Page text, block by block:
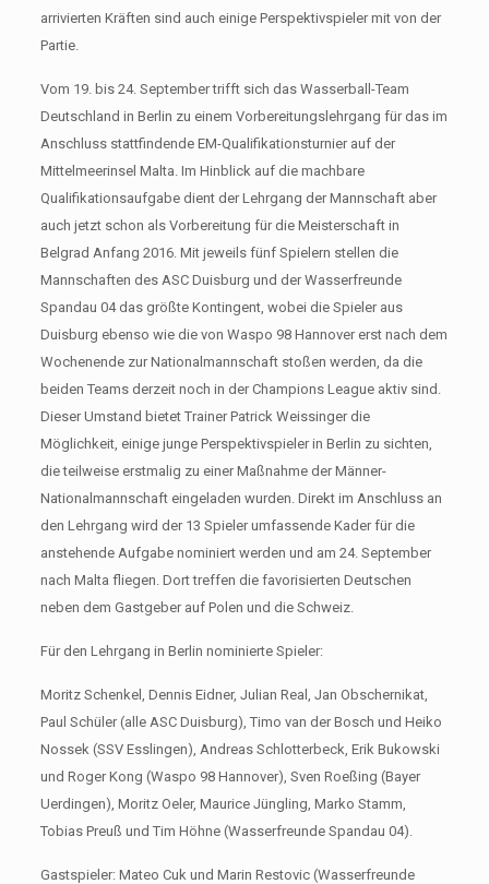
arrivierten Kräften sind auch einige Perspektivspieler mit von der
Partie.
Vom 19. bis 24. September trifft sich das Wasserball-Team
Deutschland in Berlin zu einem Vorbereitungslehrgang für das im
Anschluss stattfindende EM-Qualifikationsturnier auf der
Mittelmeerinsel Malta. Im Hinblick auf die machbare
Qualifikationsaufgabe dient der Lehrgang der Mannschaft aber
auch jetzt schon als Vorbereitung für die Meisterschaft in
Belgrad Anfang 2016. Mit jeweils fünf Spielern stellen die
Mannschaften des ASC Duisburg und der Wasserfreunde
Spandau 04 das größte Kontingent, wobei die Spieler aus
Duisburg ebenso wie die von Waspo 98 Hannover erst nach dem
Wochenende zur Nationalmannschaft stoßen werden, da die
beiden Teams derzeit noch in der Champions League aktiv sind.
Dieser Umstand bietet Trainer Patrick Weissinger die
Möglichkeit, einige junge Perspektivspieler in Berlin zu sichten,
die teilweise erstmalig zu einer Maßnahme der Männer-
Nationalmannschaft eingeladen wurden. Direkt im Anschluss an
den Lehrgang wird der 13 Spieler umfassende Kader für die
anstehende Aufgabe nominiert werden und am 24. September
nach Malta fliegen. Dort treffen die favorisierten Deutschen
neben dem Gastgeber auf Polen und die Schweiz.
Für den Lehrgang in Berlin nominierte Spieler:
Moritz Schenkel, Dennis Eidner, Julian Real, Jan Obschernikat,
Paul Schüler (alle ASC Duisburg), Timo van der Bosch und Heiko
Nossek (SSV Esslingen), Andreas Schlotterbeck, Erik Bukowski
und Roger Kong (Waspo 98 Hannover), Sven Roeßing (Bayer
Uerdingen), Moritz Oeler, Maurice Jüngling, Marko Stamm,
Tobias Preuß und Tim Höhne (Wasserfreunde Spandau 04).
Gastspieler: Mateo Cuk und Marin Restovic (Wasserfreunde